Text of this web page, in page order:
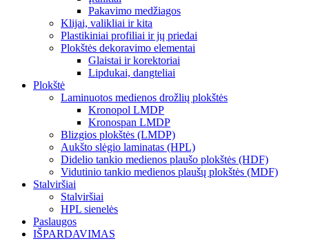
Pakavimo medžiagos
Klijai, valikliai ir kita
Plastikiniai profiliai ir jų priedai
Plokštės dekoravimo elementai
Glaistai ir korektoriai
Lipdukai, dangteliai
Plokštė
Laminuotos medienos drožlių plokštės
Kronopol LMDP
Kronospan LMDP
Blizgios plokštės (LMDP)
Aukšto slėgio laminatas (HPL)
Didelio tankio medienos plaušo plokštės (HDF)
Vidutinio tankio medienos plaušų plokštės (MDF)
Stalviršiai
Stalviršiai
HPL sienelės
Paslaugos
IŠPARDAVIMAS